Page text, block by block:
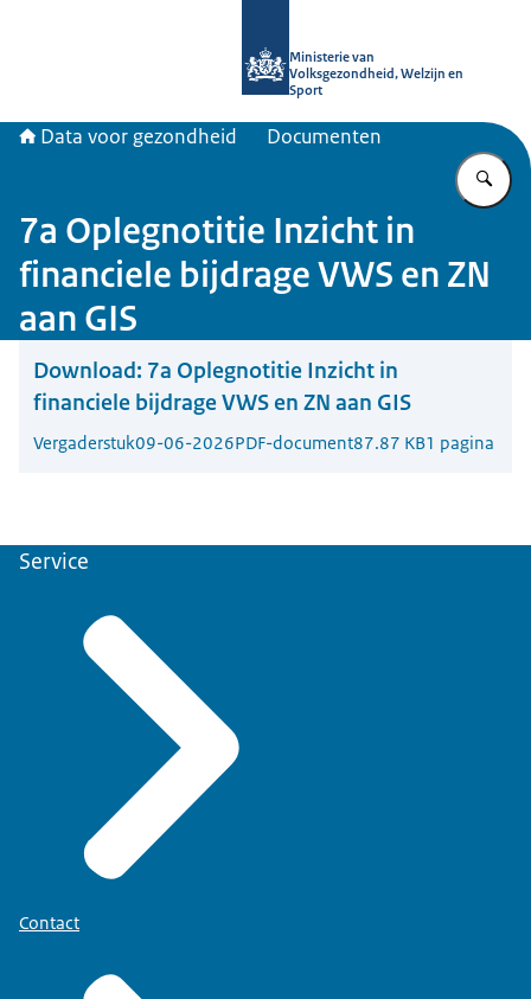
Ministerie van
Volksgezondheid, Welzijn en
Sport
Data voor gezondheid Documenten
7a Oplegnotitie Inzicht in
financiele bijdrage VWS en ZN
aan GIS
Download: 7a Oplegnotitie Inzicht in
financiele bijdrage VWS en ZN aan GIS
Vergaderstuk09-06-2026PDF-document87.87 KB1 pagina
Service
Contact